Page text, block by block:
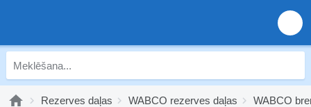
Rezerves daļas WABCO rezerves daļas WABCO